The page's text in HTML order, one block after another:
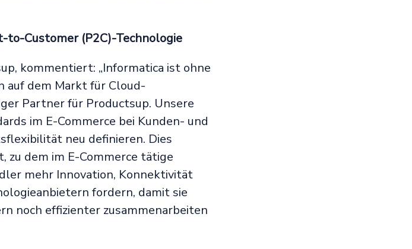
Customer (P2C)-Technologie
kommentiert: „Informatica ist ohne
auf dem Markt für Cloud-
Partner für Productsup. Unsere
im E-Commerce bei Kunden- und
neu definieren. Dies
zu dem im E-Commerce tätige
mehr Innovation, Konnektivität
fordern, damit sie
noch effizienter zusammenarbeiten